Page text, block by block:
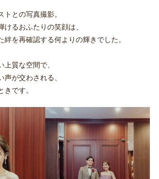
との写真撮影。
けるおふたりの笑顔は、
絆を再確認する何よりの輝きでした。
質な空間で、
が交わされる、
です。